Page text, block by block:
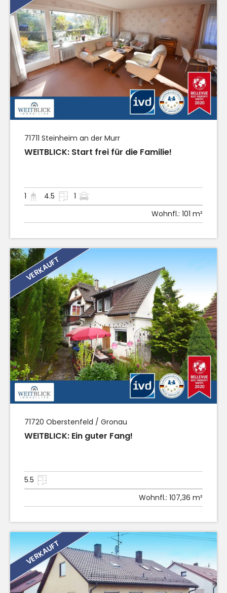
71711 Steinheim an der Murr
WEITBLICK: Start frei für die Familie!
1 4.5
1
Wohnfl.: 101 m²
VERKAUFT
71720 Oberstenfeld / Gronau
WEITBLICK: Ein guter Fang!
5.5
Wohnfl.: 107,36 m²
VERKAUFT